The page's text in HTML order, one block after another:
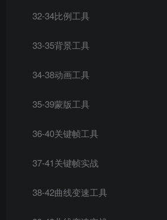
32-34比例工具
33-35背景工具
34-38动画工具
35-39蒙版工具
36-40关键帧工具
37-41关键帧实战
38-42曲线变速工具